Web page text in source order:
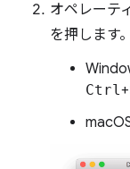
オペレーテ
を押します。
Ctrl+